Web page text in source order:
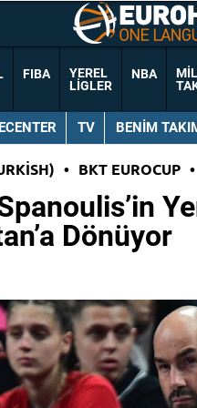
FIBA
YEREL
LIGLER
NBA
TV BENIM
• BKT EUROCUP •
Dönüyor